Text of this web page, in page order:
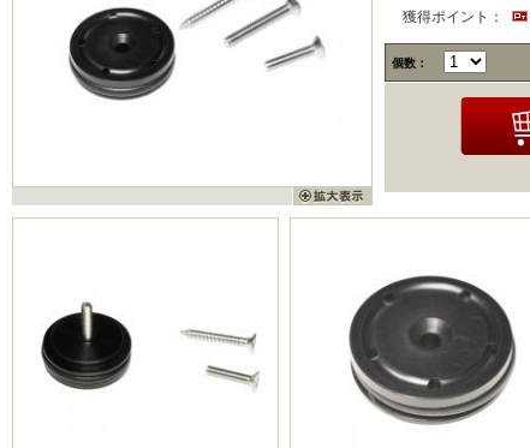
獲得ポイント：
個数：